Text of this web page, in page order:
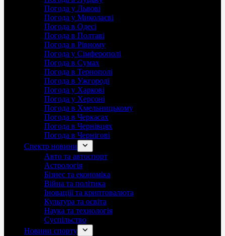
Погода у Львові
Погода у Миколаєві
Погода в Одесі
Погода в Полтаві
Погода в Рівному
Погода у Сімферополі
Погода в Сумах
Погода в Тернополі
Погода в Ужгороді
Погода у Харкові
Погода у Херсоні
Погода в Хмельницькому
Погода в Черкасах
Погода в Чернівцях
Погода в Чернігові
Спектр новини
Авто та автоспорт
Астрологія
Бізнес та економіка
Війна та політика
Іноваціії та криптовалюта
Культура та освіта
Наука та технологія
Суспільство
Новини спорту